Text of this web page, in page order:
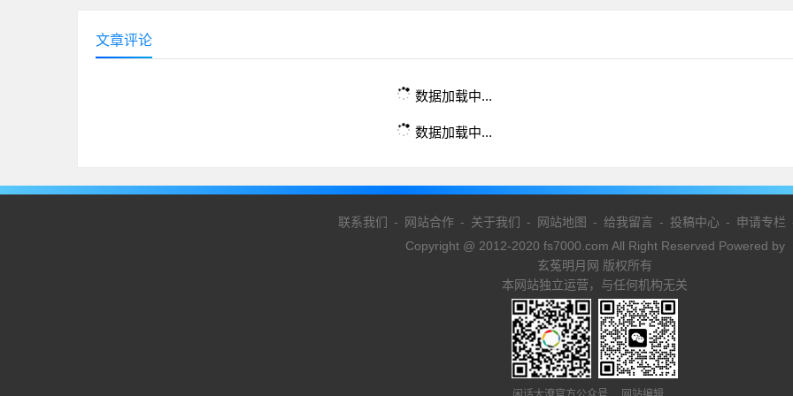
文章评论
数据加载中...
数据加载中...
联系我们 - 网站合作- 关于我们 - 网站地图 - 给我留言 - 投稿中心- 申请专栏
Copyright @ 2012-2020 fs7000.com All Right Reserved Powered by
玄菟明月网 版权所有
本网站独立运营，与任何机构无关